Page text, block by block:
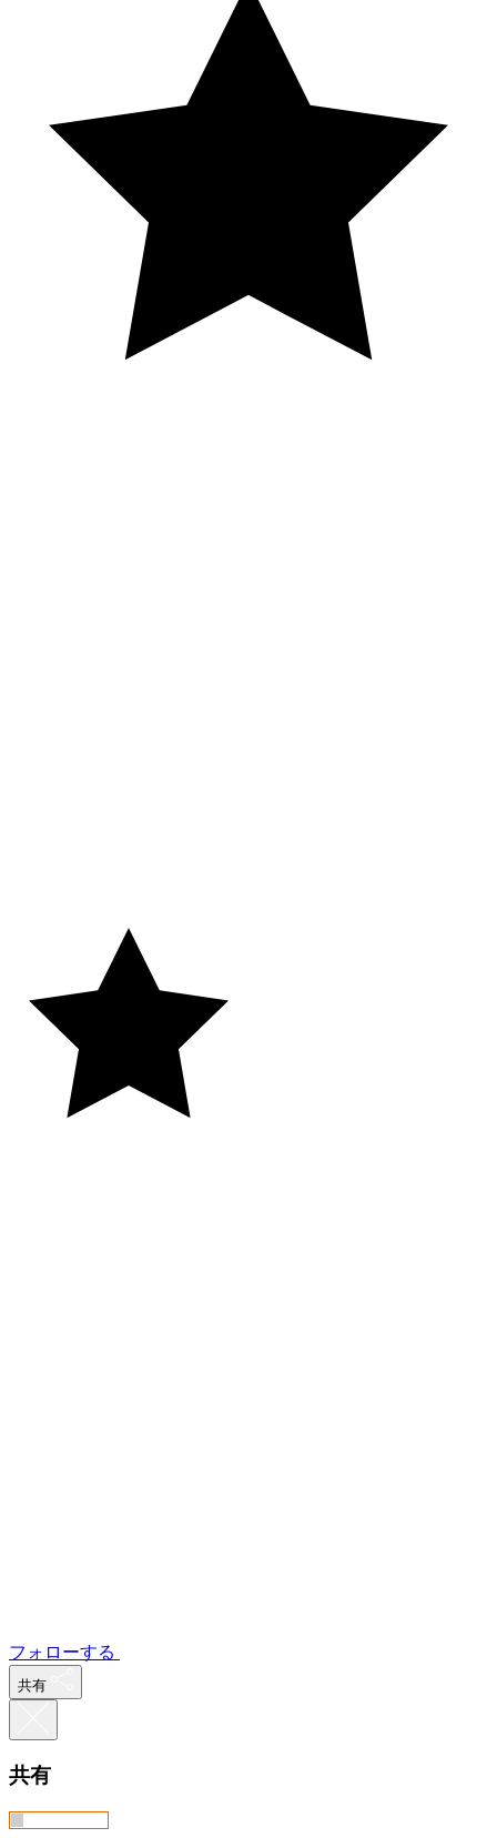
フォローする
共有
共有